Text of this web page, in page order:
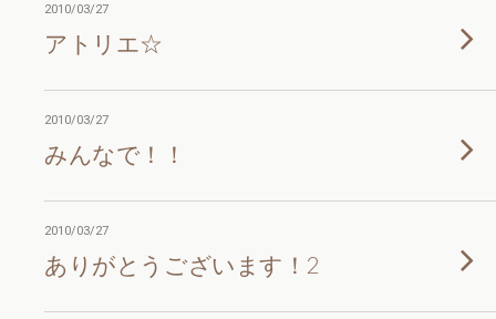
2010/03/27
アトリエ☆
2010/03/27
みんなで！！
2010/03/27
ありがとうございます！2